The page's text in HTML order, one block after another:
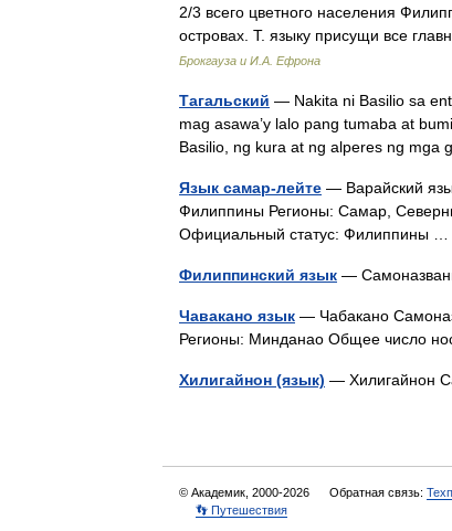
2/3 всего цветного населения
островах. Т. языку присущи все
Брокгауза и И.А. Ефрона
Тагальский — Nakita ni Basilio sa
mag asawa’y lalo pang tumaba at
Basilio, ng kura at ng alperes ng
Язык самар-лейте — Варайский
Филиппины Регионы: Самар,
Официальный статус: Филиппины …
Филиппинский язык —
Чавакано язык — Чабакано
Регионы: Минданао Общее число
Хилигайнон (язык) — Хилигайнон
© Академик, 2000-2026 Обратная связь:
👣 Путешествия